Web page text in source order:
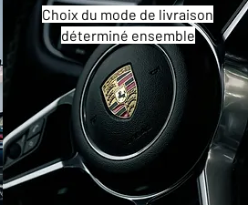
Choix du mode de livraison
déterminé ensemble